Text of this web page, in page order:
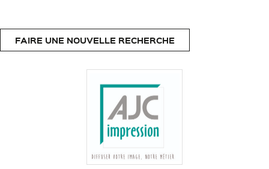
FAIRE UNE NOUVELLE RECHERCHE